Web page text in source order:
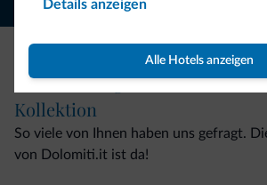
Details anzeigen
Alle Hotels anzeigen
Seien Sie originell, entdecken
Kollektion
So viele von Ihnen haben uns gefragt.
von Dolomiti.it ist da!